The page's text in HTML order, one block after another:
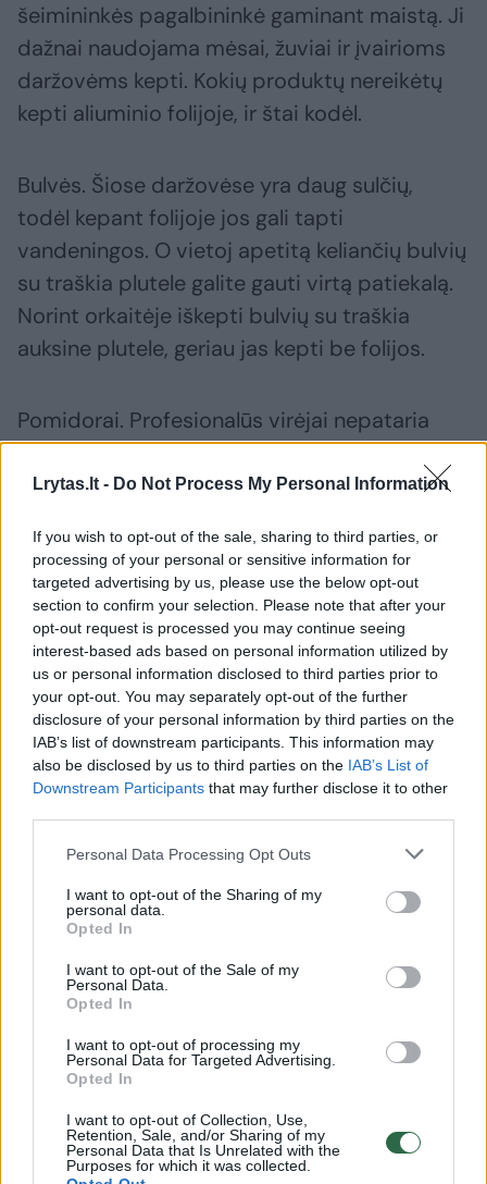
Lrytas.lt - Do Not Process My Personal Information
If you wish to opt-out of the sale, sharing to third parties, or
processing of your personal or sensitive information for
targeted advertising by us, please use the below opt-out
section to confirm your selection. Please note that after your
opt-out request is processed you may continue seeing
interest-based ads based on personal information utilized by
us or personal information disclosed to third parties prior to
your opt-out. You may separately opt-out of the further
disclosure of your personal information by third parties on the
IAB’s list of downstream participants. This information may
also be disclosed by us to third parties on the IAB’s List of
Downstream Participants that may further disclose it to other
Personal Data Processing Opt Outs
I want to opt-out of the Sharing of my
personal data.
Opted In
I want to opt-out of the Sale of my
Personal Data.
Opted In
I want to opt-out of processing my
Personal Data for Targeted Advertising.
Opted In
I want to opt-out of Collection, Use,
Retention, Sale, and/or Sharing of my
Personal Data that Is Unrelated with the
Purposes for which it was collected.
šeimininkės pagalbininkė gaminant maistą. Ji
dažnai naudojama mėsai, žuviai ir įvairioms
daržovėms kepti. Kokių produktų nereikėtų
kepti aliuminio folijoje, ir štai kodėl.
Bulvės. Šiose daržovėse yra daug sulčių,
todėl kepant folijoje jos gali tapti
vandeningos. O vietoj apetitą keliančių bulvių
su traškia plutele galite gauti virtą patiekalą.
Norint orkaitėje iškepti bulvių su traškia
auksine plutele, geriau jas kepti be folijos.
Pomidorai. Profesionalūs virėjai nepataria
kepti mėsos, žuvies ir kitų daržovių su
pomidorais folijoje. Šiose daržovėse yra
suteikia patiekalams metalo skonį.
Susiję straipsniai
Sužinokite, kodėl aliuminio
folija blizga tik iš vienos
pusės: skirtingi panaudojimo
būdai
Išdavė
apie šią
Kopūstai. Jei baltuosius kopūstus kepsite